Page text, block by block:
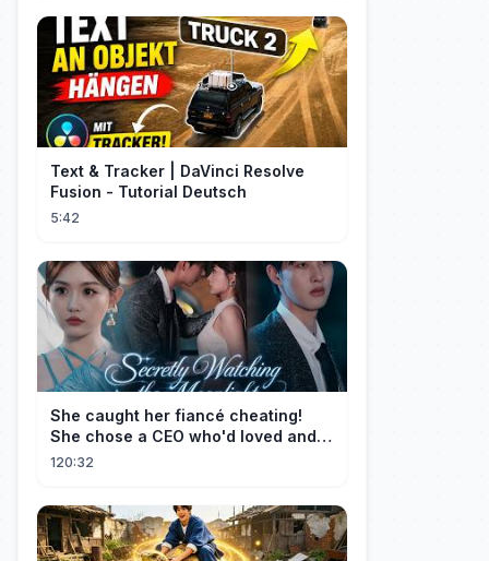
Text & Tracker | DaVinci Resolve
Fusion - Tutorial Deutsch
5:42
She caught her fiancé cheating!
She chose a CEO who'd loved and
cherished her for years. ❤️
120:32